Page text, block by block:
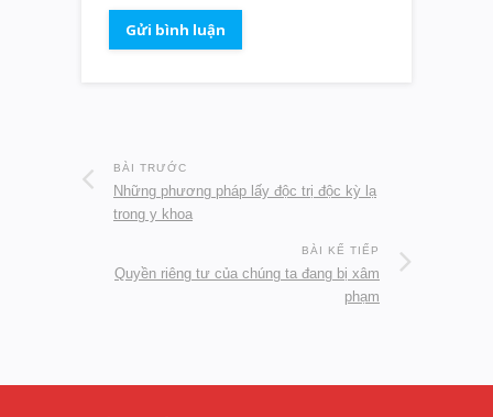
BÀI TRƯỚC
Những phương pháp lấy độc trị độc kỳ lạ
trong y khoa
BÀI KẾ TIẾP
Quyền riêng tư của chúng ta đang bị xâm
phạm